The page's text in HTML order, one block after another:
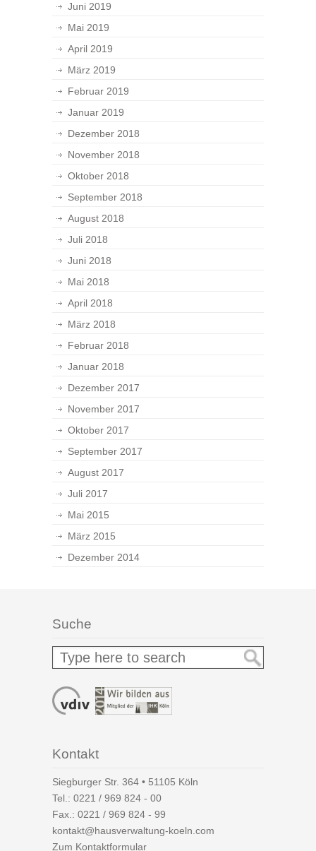
Juni 2019
Mai 2019
April 2019
März 2019
Februar 2019
Januar 2019
Dezember 2018
November 2018
Oktober 2018
September 2018
August 2018
Juli 2018
Juni 2018
Mai 2018
April 2018
März 2018
Februar 2018
Januar 2018
Dezember 2017
November 2017
Oktober 2017
September 2017
August 2017
Juli 2017
Mai 2015
März 2015
Dezember 2014
Suche
Kontakt
Siegburger Str. 364 • 51105 Köln
Tel.: 0221 / 969 824 - 00
Fax.: 0221 / 969 824 - 99
kontakt@hausverwaltung-koeln.com
Zum Kontaktformular